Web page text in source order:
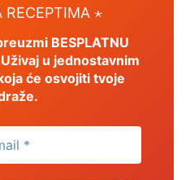
RECEPTIMA ⋆
BESPLATNU
u jednostavnim
će osvojiti tvoje